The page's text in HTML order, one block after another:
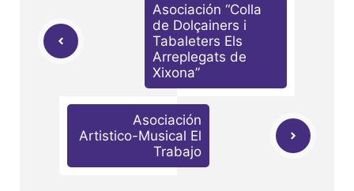
Asociación “Colla
de Dolçainers i
Tabaleters Els
Arreplegats de
Xixona”
Asociación
Artistico-Musical El
Trabajo